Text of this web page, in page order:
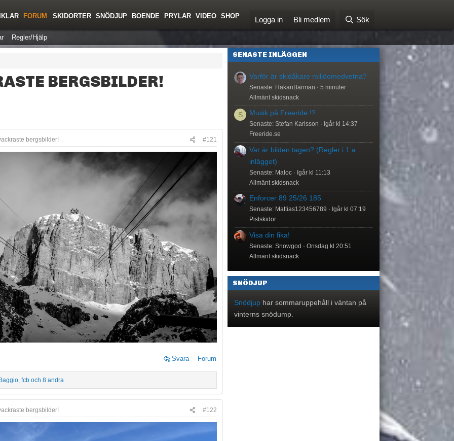
FORUM SKIDORTER SNÖDJUP BOENDE PRYLAR VIDEO SHOP Logga in Bli medlem Sök
Regler/Hjälp
BERGSBILDER!
bergsbilder! #121
Svara Forum
, fcb och 8 andra
bergsbilder! #122
SENASTE INLÄGGEN
Varför är skidåkare miljöomedvetna?
Senaste: HakanBarman
5 minuter
Allmänt skidsnack
S Musik på Freeride !?
Senaste: Stefan Karlsson
Igår kl 14:37
Freeride.se
Var är bilden tagen? (Regler i 1:a
inlägget)
Senaste: Maloc
Igår kl 11:13
Allmänt skidsnack
Enforcer 89 25/26 185
Senaste: Mattias123456789
Igår kl 07:19
Pistskidor
Visa din fika!
Senaste: Snowgod
Onsdag kl 20:51
Allmänt skidsnack
SNÖDJUP
Snödjup har sommaruppehåll i väntan på
vinterns snödump.